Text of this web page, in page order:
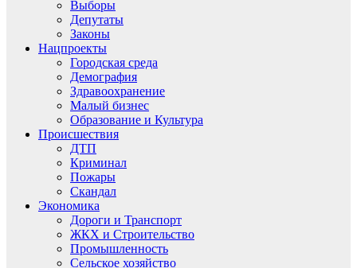
Выборы
Депутаты
Законы
Нацпроекты
Городская среда
Демография
Здравоохранение
Малый бизнес
Образование и Культура
Происшествия
ДТП
Криминал
Пожары
Скандал
Экономика
Дороги и Транспорт
ЖКХ и Строительство
Промышленность
Сельское хозяйство